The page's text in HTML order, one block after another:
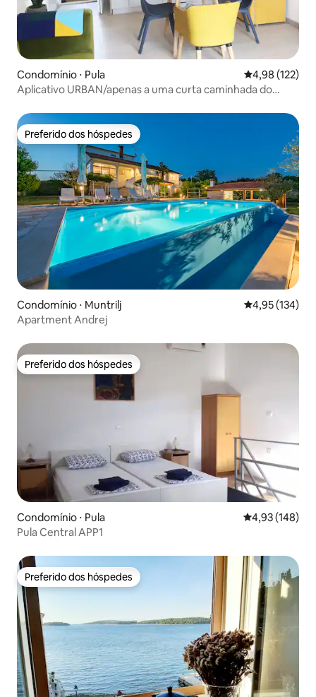
Condomínio ⋅ Pula 4,98 de uma
4,98 (122)
Aplicativo URBAN/apenas a uma curta caminhada do
Preferido dos hóspedes
Preferido dos hóspedes
Condomínio ⋅ Muntrilj 4,95 de uma
4,95 (134)
Apartment Andrej
Preferido dos hóspedes
Preferido dos hóspedes
Condomínio ⋅ Pula 4,93 de uma
4,93 (148)
Pula Central APP1
Preferido dos hóspedes
Preferido dos hóspedes